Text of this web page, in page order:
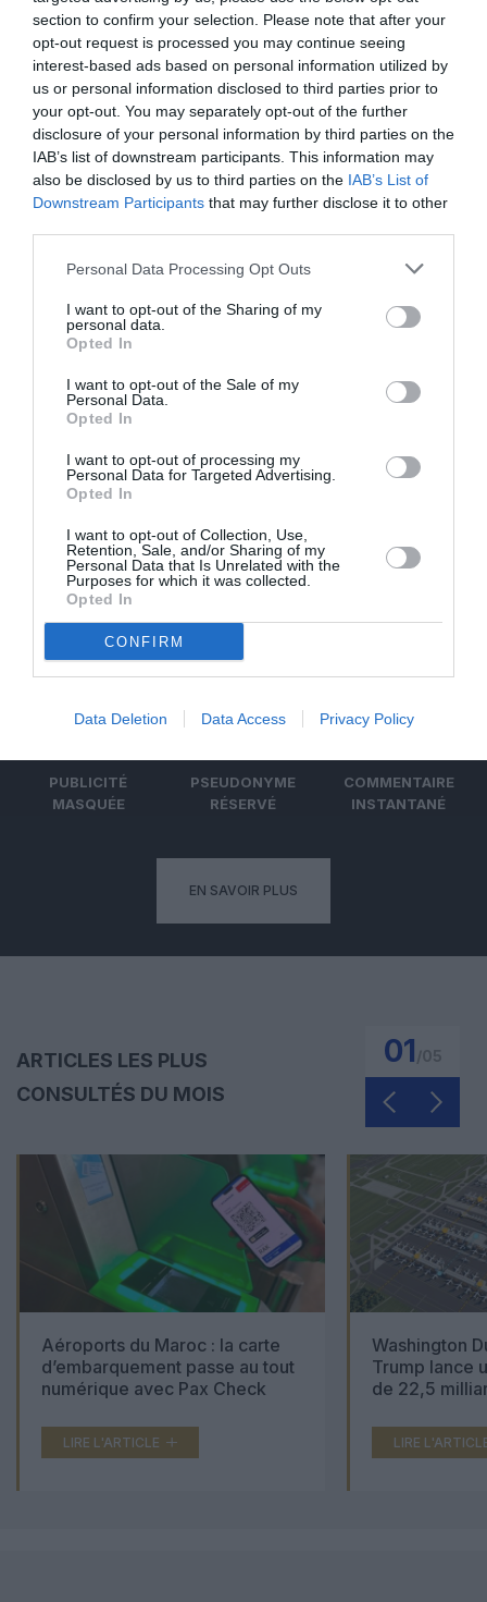
section to confirm your selection. Please note that after your
opt-out request is processed you may continue seeing
interest-based ads based on personal information utilized by
us or personal information disclosed to third parties prior to
your opt-out. You may separately opt-out of the further
disclosure of your personal information by third parties on the
IAB’s list of downstream participants. This information may
also be disclosed by us to third parties on the IAB’s List of
Downstream Participants that may further disclose it to other
Personal Data Processing Opt Outs
I want to opt-out of the Sharing of my
personal data.
Opted In
I want to opt-out of the Sale of my
Personal Data.
Opted In
I want to opt-out of processing my
Personal Data for Targeted Advertising.
Opted In
I want to opt-out of Collection, Use,
Retention, Sale, and/or Sharing of my
Personal Data that Is Unrelated with the
Purposes for which it was collected.
Opted In
CONFIRM
Data Deletion Data Access Privacy Policy
développement !
NOUS SOUTENIR
DERNIERS COMMENTAIRES
19 h 23 sans escale : le Boeing 777F de National
Airlines relie l’Écosse à l’Australie
Badissi novembri
l’horizon 2030
PUBLICITÉ
MASQUÉE
PSEUDONYME
RÉSERVÉ
COMMENTAIRE
INSTANTANÉ
EN SAVOIR PLUS
ARTICLES LES PLUS
CONSULTÉS DU MOIS
01
Aéroports du Maroc : la carte
d’embarquement passe au tout
numérique avec Pax Check
LIRE L'ARTICLE
Washington
Trump lance
de 22,5
LIRE